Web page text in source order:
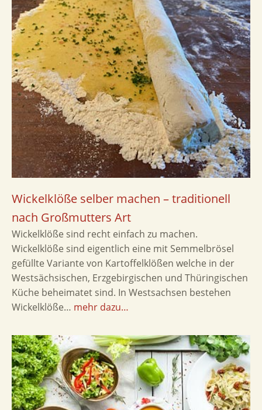
Wickelklöße selber machen – traditionell
nach Großmutters Art
Wickelklöße sind recht einfach zu machen.
Wickelklöße sind eigentlich eine mit Semmelbrösel
gefüllte Variante von Kartoffelklößen welche in der
Westsächsischen, Erzgebirgischen und Thüringischen
Küche beheimatet sind. In Westsachsen bestehen
Wickelklöße… mehr dazu…